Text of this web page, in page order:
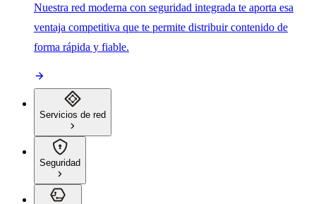
Nuestra red moderna con seguridad integrada te aporta esa
ventaja competitiva que te permite distribuir contenido de
forma rápida y fiable.
Servicios de red
Seguridad